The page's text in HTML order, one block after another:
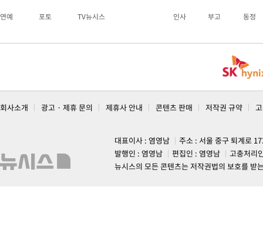
연예 포토 TV뉴시스 인사 부고 동정
회사소개 광고 · 제휴 문의 제휴사 안내 콘텐츠 판매 저작권 규약
대표이사 : 염영남
주소 : 서울 중구 퇴계로
발행인 : 염영남
편집인 : 염영남
고충처리
뉴시스의 모든 콘텐츠는 저작권법의 보호를